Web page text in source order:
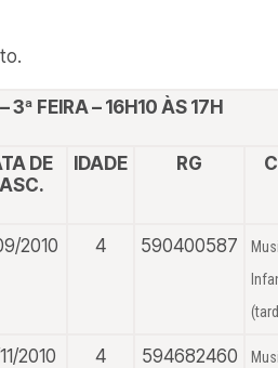
3ª FEIRA – 16H10 ÀS 17H
DE
IDADE RG
2010 4 590400587
2010 4 594682460